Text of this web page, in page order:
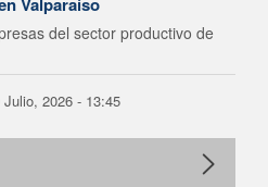
del sector productivo de
2026 - 13:45